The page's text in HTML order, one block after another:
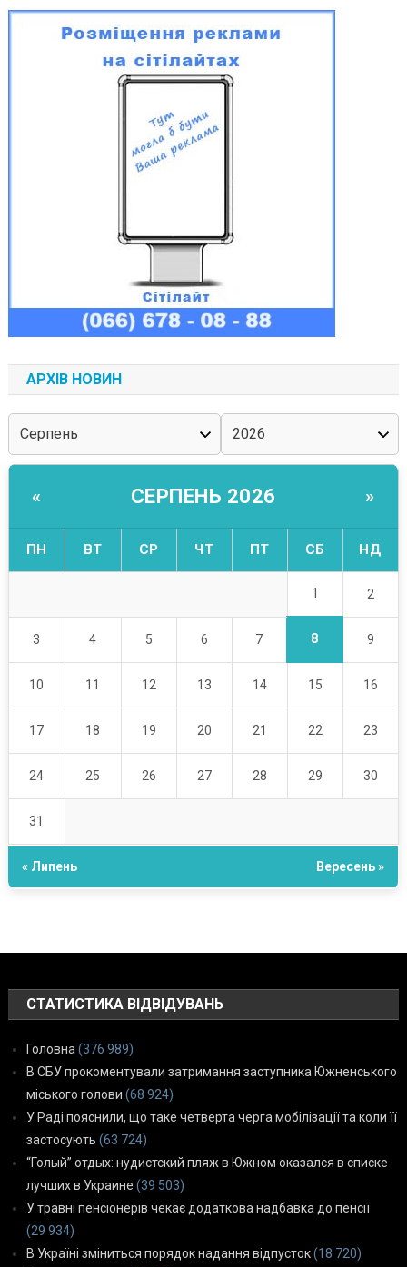
АРХІВ НОВИН
« СЕРПЕНЬ 2026 »
ПН ВТ СР ЧТ ПТ СБ НД
1 2
3 4 5 6 7 8 9
10 11 12 13 14 15 16
17 18 19 20 21 22 23
24 25 26 27 28 29 30
31
« Липень Вересень »
СТАТИСТИКА ВІДВІДУВАНЬ
Головна (376 989)
В СБУ прокоментували затримання заступника Южненського
міського голови (68 924)
У Раді пояснили, що таке четверта черга мобілізації та коли її
застосують (63 724)
“Голый” отдых: нудистский пляж в Южном оказался в списке
лучших в Украине (39 503)
У травні пенсіонерів чекає додаткова надбавка до пенсії
(29 934)
В Україні зміниться порядок надання відпусток(18 720)